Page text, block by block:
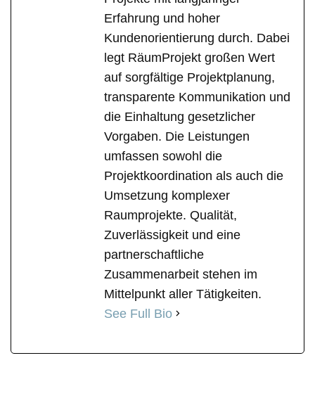
Erfahrung und hoher
Kundenorientierung durch. Dabei
legt RäumProjekt großen Wert
auf sorgfältige Projektplanung,
transparente Kommunikation und
die Einhaltung gesetzlicher
Vorgaben. Die Leistungen
umfassen sowohl die
Projektkoordination als auch die
Umsetzung komplexer
Raumprojekte. Qualität,
Zuverlässigkeit und eine
partnerschaftliche
Zusammenarbeit stehen im
Mittelpunkt aller Tätigkeiten.
See Full Bio